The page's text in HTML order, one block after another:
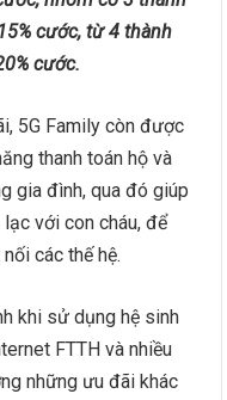
cước, từ 4 thành
cước.
5G Family còn được
thanh toán hộ và
gia đình, qua đó giúp
với con cháu, để
các thế hệ.
khi sử dụng hệ sinh
FTTH và nhiều
những ưu đãi khác